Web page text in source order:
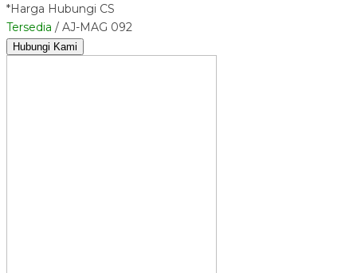
*Harga Hubungi CS
Tersedia / AJ-MAG 092
Hubungi Kami